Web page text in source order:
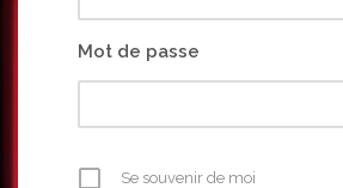
Mot de passe
Se souvenir de moi